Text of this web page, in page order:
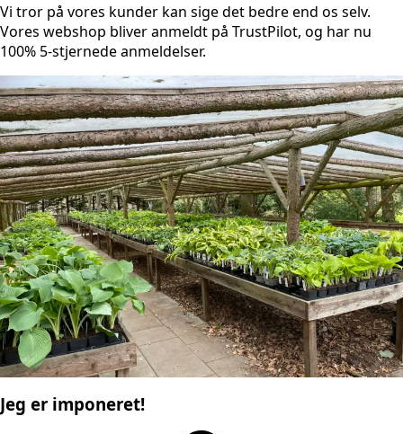
Vi tror på vores kunder kan sige det bedre end os selv.
Vores webshop bliver anmeldt på TrustPilot, og har nu
100% 5-stjernede anmeldelser.
Jeg er imponeret!